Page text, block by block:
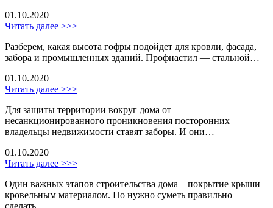
01.10.2020
Читать далее >>>
Разберем, какая высота гофры подойдет для кровли, фасада,
забора и промышленных зданий. Профнастил — стальной…
01.10.2020
Читать далее >>>
Для защиты территории вокруг дома от
несанкционированного проникновения посторонних
владельцы недвижимости ставят заборы. И они…
01.10.2020
Читать далее >>>
Один важных этапов строительства дома – покрытие крыши
кровельным материалом. Но нужно суметь правильно
сделать…